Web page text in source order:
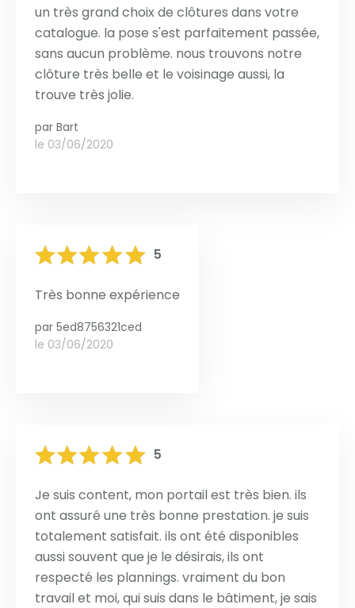
un très grand choix de clôtures dans votre
catalogue. la pose s'est parfaitement passée,
sans aucun problème. nous trouvons notre
clôture très belle et le voisinage aussi, la
trouve très jolie.
par Bart
le 03/06/2020
5
Très bonne expérience
par 5ed8756321ced
le 03/06/2020
5
Je suis content, mon portail est très bien. ils
ont assuré une très bonne prestation. je suis
totalement satisfait. ils ont été disponibles
aussi souvent que je le désirais, ils ont
respecté les plannings. vraiment du bon
travail et moi, qui suis dans le bâtiment, je sais